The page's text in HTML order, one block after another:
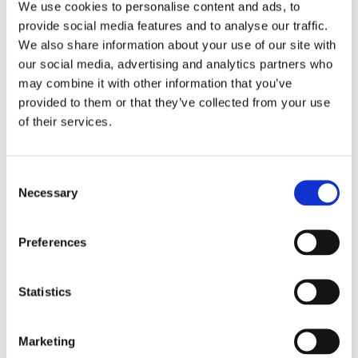
We use cookies to personalise content and ads, to
provide social media features and to analyse our traffic.
We also share information about your use of our site with
our social media, advertising and analytics partners who
may combine it with other information that you’ve
provided to them or that they’ve collected from your use
of their services.
Selection
Necessary
Preferences
Statistics
Marketing
РУЛЬОВЕ УПРАВЛІННЯ ДЛЯ ALFA
ROMEO 159
Агрегати рульового управління (12)